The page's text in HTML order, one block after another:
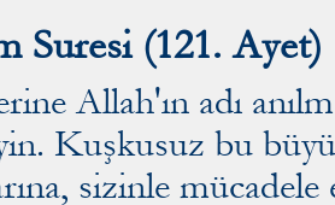
Suresi (121. Ayet)
Allah'ın adı
Kuşkusuz bu
sizinle